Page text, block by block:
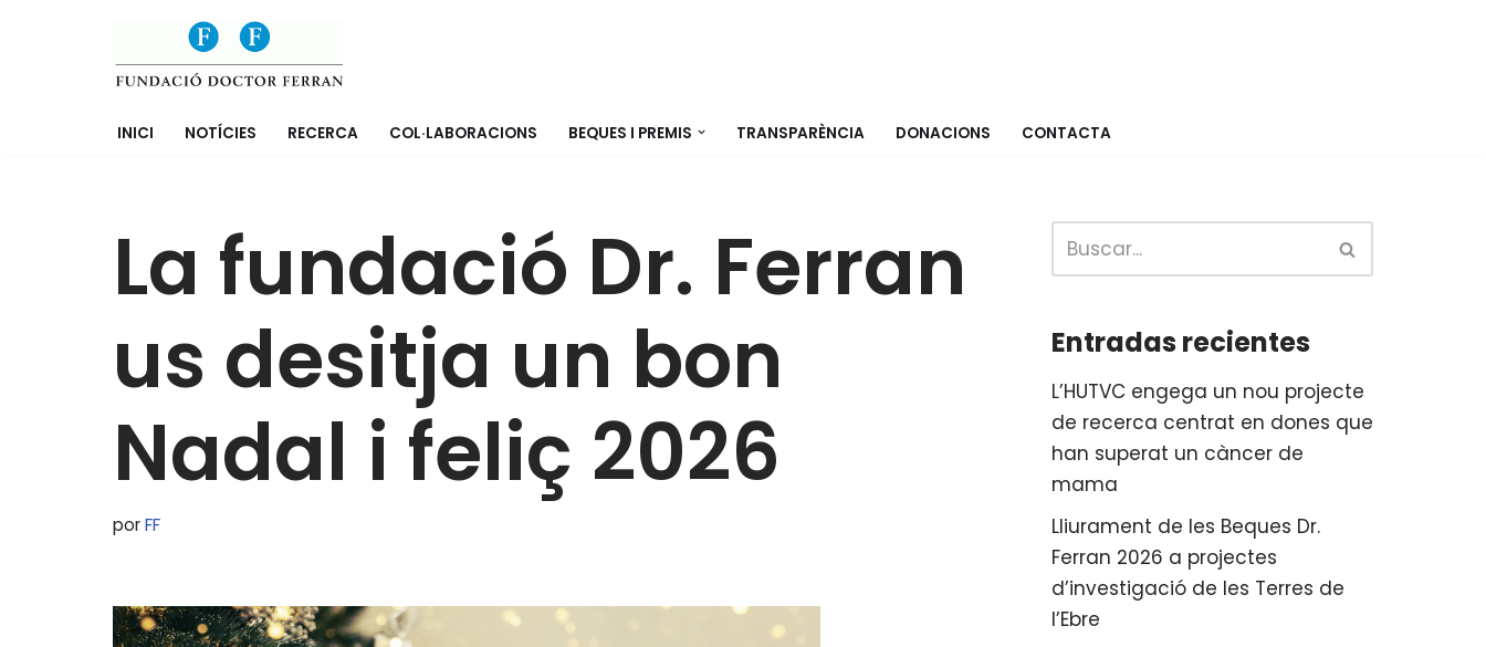
INICI NOTÍCIES RECERCA COL·LABORACIONS BEQUES I PREMIS TRANSPARÈNCIA DONACIONS CONTACTA
La fundació Dr. Ferran
us desitja un bon
Nadal i feliç 2026
porFF
Entradas recientes
L’HUTVC engega un nou projecte
de recerca centrat en dones que
han superat un càncer de
mama
Lliurament de les Beques Dr.
Ferran 2026 a projectes
d’investigació de les Terres de
l’Ebre